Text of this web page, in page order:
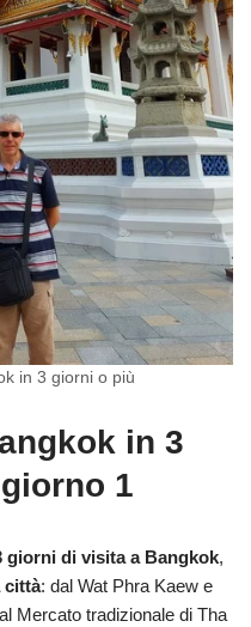
in 3 giorni o più
in 3
1
di visita a Bangkok,
città: dal Wat Phra Kaew e
Mercato tradizionale di Tha